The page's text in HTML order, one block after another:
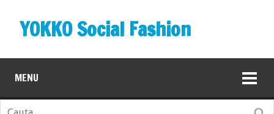
YOKKO Social Fashion
MENU